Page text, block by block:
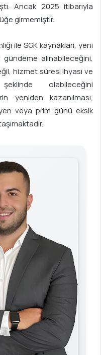
Ancak 2025 itibarıyla
girmemiştir.
ile SGK kaynakları, yeni
alınabileceğini,
hizmet süresi ihyası ve
olabileceğini
yeniden kazanılması,
veya prim günü eksik